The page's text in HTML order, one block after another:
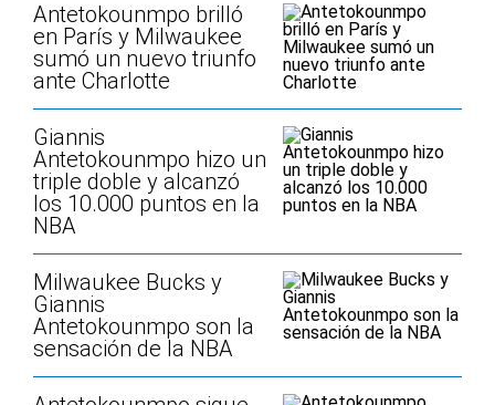
Antetokounmpo brilló
en París y Milwaukee
sumó un nuevo triunfo
ante Charlotte
Giannis
Antetokounmpo hizo un
triple doble y alcanzó
los 10.000 puntos en la
NBA
Milwaukee Bucks y
Giannis
Antetokounmpo son la
sensación de la NBA